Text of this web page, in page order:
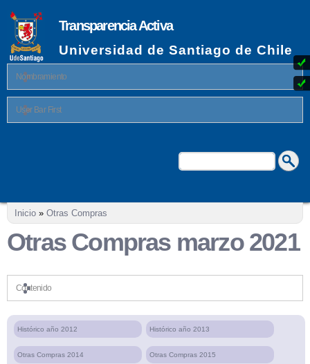
contenido
principal
Transparencia Activa
Universidad de Santiago de Chile
Nombramiento
User Bar First
Formulario de búsqueda
Buscar
Se encuentra usted aquí
Inicio » Otras Compras
Otras Compras marzo 2021
Contenido
Histórico año 2012 Histórico año 2013
Otras Compras 2014 Otras Compras 2015